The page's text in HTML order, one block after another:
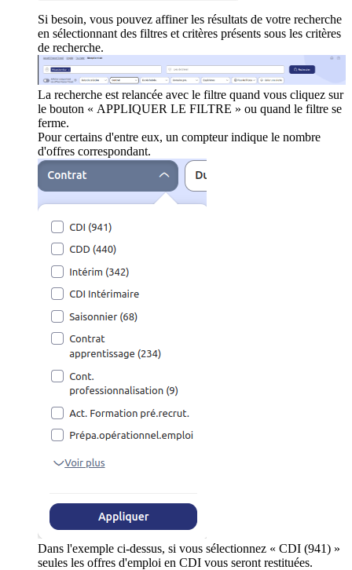
Si besoin, vous pouvez affiner les résultats de votre recherche
en sélectionnant des filtres et critères présents sous les critères
de recherche.
La recherche est relancée avec le filtre quand vous cliquez sur
le bouton « APPLIQUER LE FILTRE » ou quand le filtre se
ferme.
Pour certains d'entre eux, un compteur indique le nombre
d'offres correspondant.
Dans l'exemple ci-dessus, si vous sélectionnez « CDI (941) »
seules les offres d'emploi en CDI vous seront restituées.